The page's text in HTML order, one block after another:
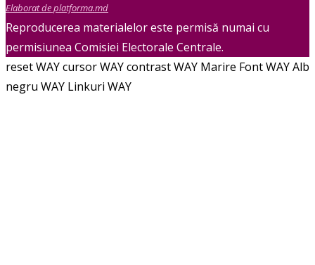
Elaborat de platforma.md
Reproducerea materialelor este permisă numai cu
permisiunea Comisiei Electorale Centrale.
reset WAYcursor WAYcontrast WAY Marire Font WAYAlb
negru WAY Linkuri WAY